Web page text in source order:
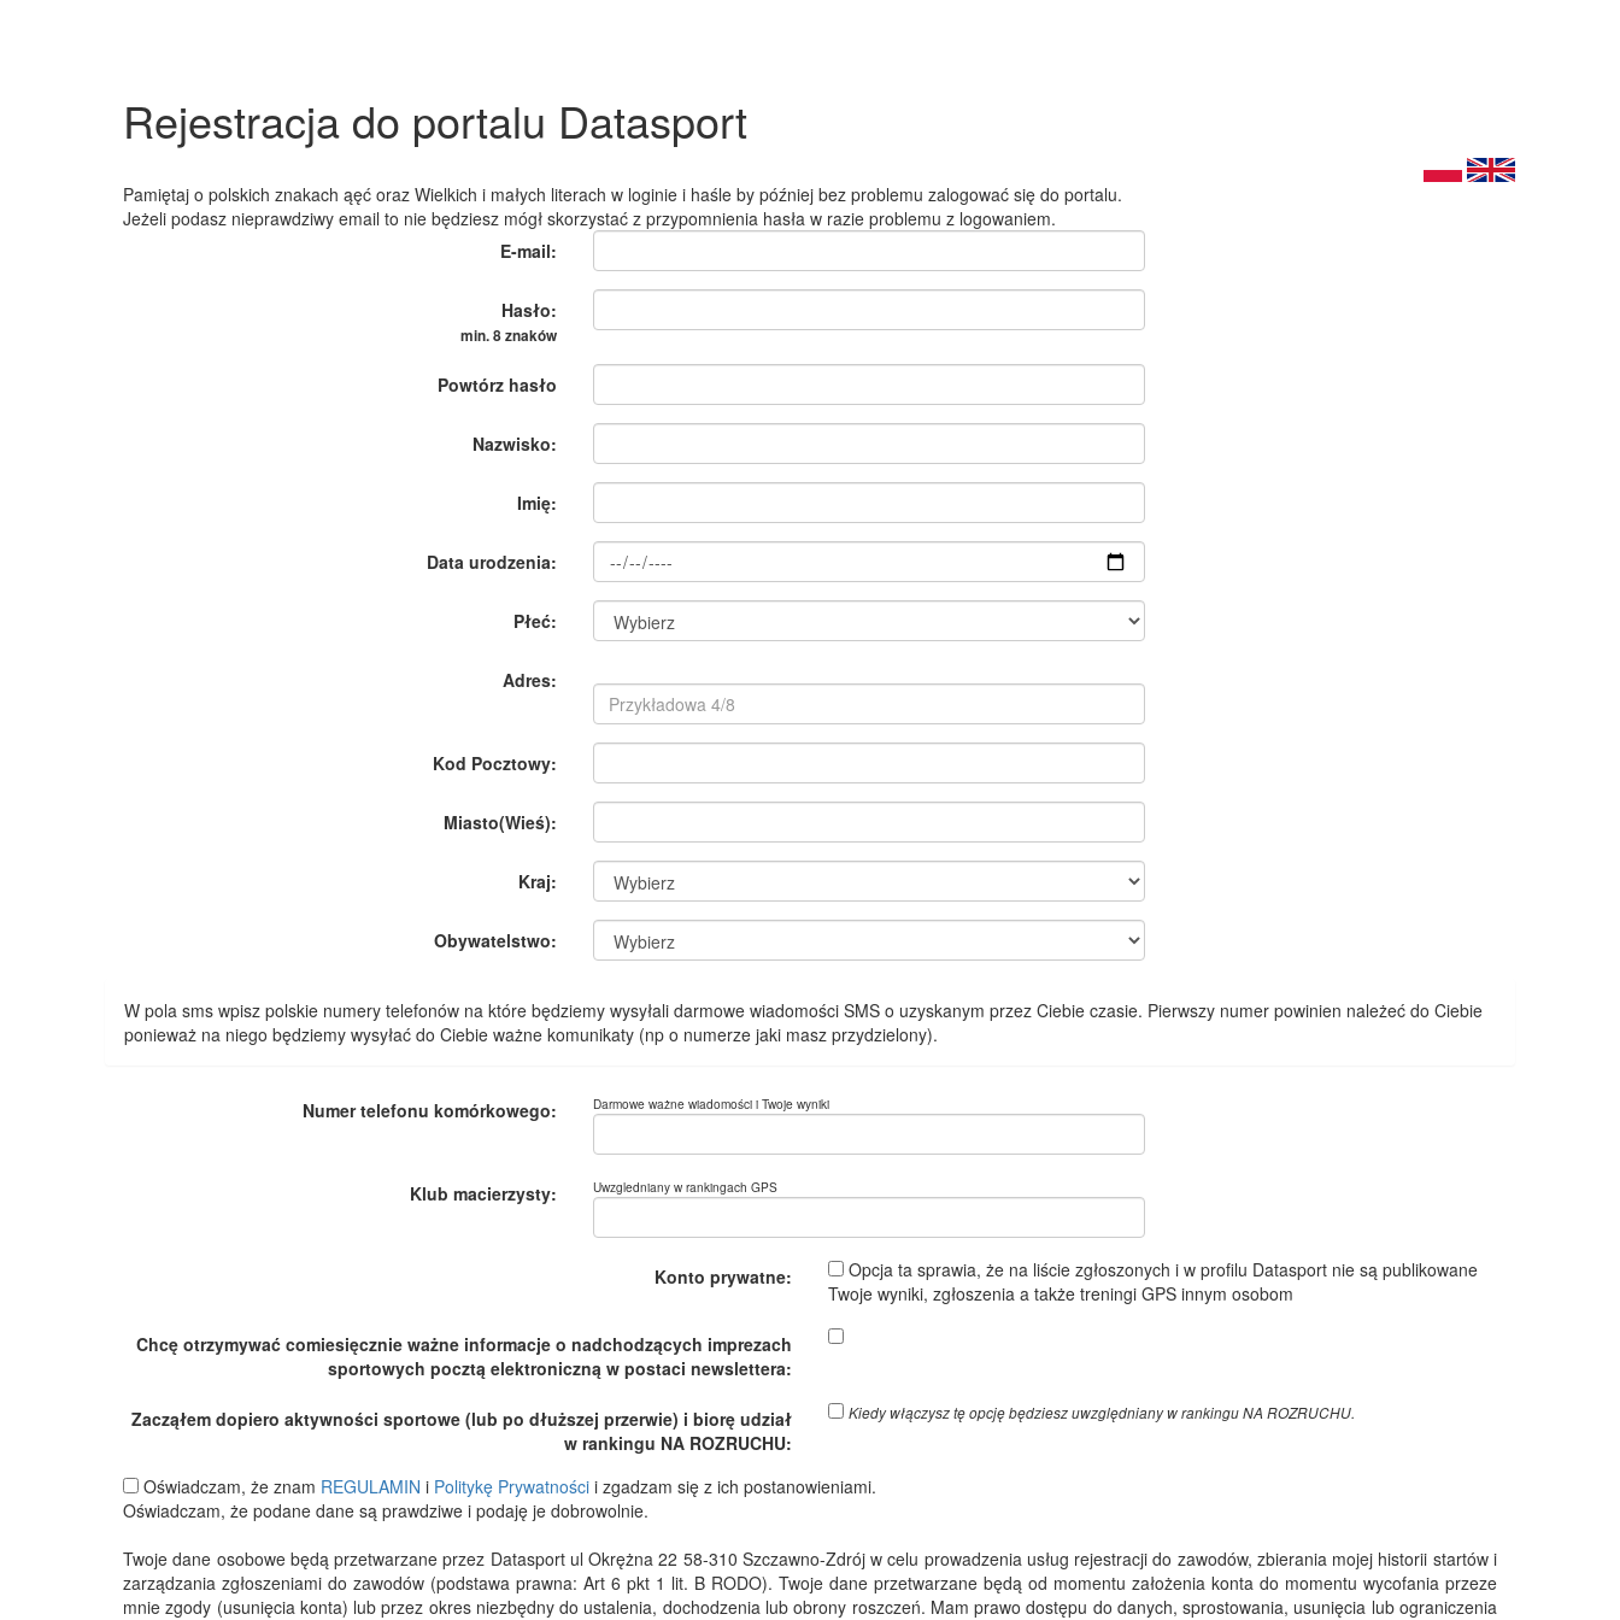
Rejestracja do portalu Datasport
Pamiętaj o polskich znakach ąęć oraz Wielkich i małych literach w loginie i haśle by później bez problemu zalogować się do portalu.
Jeżeli podasz nieprawdziwy email to nie będziesz mógł skorzystać z przypomnienia hasła w razie problemu z logowaniem.
E-mail:
Hasło:
min. 8 znaków
Powtórz hasło
Nazwisko:
Imię:
Data urodzenia:
Płeć:
Adres:
Kod Pocztowy:
Miasto(Wieś):
Kraj:
Obywatelstwo:
W pola sms wpisz polskie numery telefonów na które będziemy wysyłali darmowe wiadomości SMS o uzyskanym przez Ciebie czasie. Pierwszy numer powinien należeć do Ciebie
ponieważ na niego będziemy wysyłać do Ciebie ważne komunikaty (np o numerze jaki masz przydzielony).
Numer telefonu komórkowego: Darmowe ważne wiadomości i Twoje wyniki
Klub macierzysty: Uwzgledniany w rankingach GPS
Konto prywatne:
Opcja ta sprawia, że na liście zgłoszonych i w profilu Datasport nie są publikowane
Twoje wyniki, zgłoszenia a także treningi GPS innym osobom
Chcę otrzymywać comiesięcznie ważne informacje o nadchodzących imprezach
sportowych pocztą elektroniczną w postaci newslettera:
Zacząłem dopiero aktywności sportowe (lub po dłuższej przerwie) i biorę udział
w rankingu NA ROZRUCHU:
Kiedy włączysz tę opcję będziesz uwzględniany w rankingu NA ROZRUCHU.
Oświadczam, że znam REGULAMIN i Politykę Prywatności i zgadzam się z ich postanowieniami.
Oświadczam, że podane dane są prawdziwe i podaję je dobrowolnie.
Twoje dane osobowe będą przetwarzane przez Datasport ul Okrężna 22 58-310 Szczawno-Zdrój w celu prowadzenia usług rejestracji do zawodów, zbierania mojej historii startów i
zarządzania zgłoszeniami do zawodów (podstawa prawna: Art 6 pkt 1 lit. B RODO). Twoje dane przetwarzane będą od momentu założenia konta do momentu wycofania przeze
mnie zgody (usunięcia konta) lub przez okres niezbędny do ustalenia, dochodzenia lub obrony roszczeń. Mam prawo dostępu do danych, sprostowania, usunięcia lub ograniczenia